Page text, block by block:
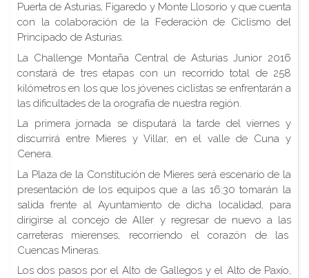
Puerta de Asturias, Figaredo y Monte Llosorio y que cuenta
con la colaboración de la Federación de Ciclismo del
Principado de Asturias.
La Challenge Montaña Central de Asturias Junior 2016
constará de tres etapas con un recorrido total de 258
kilómetros en los que los jóvenes ciclistas se enfrentarán a
las dificultades de la orografía de nuestra región.
La primera jornada se disputará la tarde del viernes y
discurrirá entre Mieres y Villar, en el valle de Cuna y
Cenera.
La Plaza de la Constitución de Mieres será escenario de la
presentación de los equipos que a las 16:30 tomarán la
salida frente al Ayuntamiento de dicha localidad, para
dirigirse al concejo de Aller y regresar de nuevo a las
carreteras mierenses, recorriendo el corazón de las
Cuencas Mineras.
Los dos pasos por el Alto de Gallegos y el Alto de Paxío,